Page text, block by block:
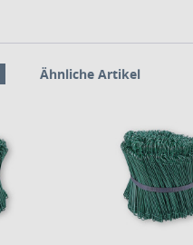
Ähnliche Artikel